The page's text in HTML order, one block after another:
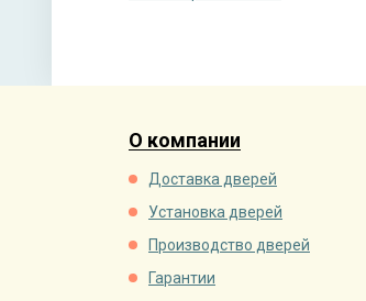
О компании
Доставка дверей
Установка дверей
Производство дверей
Гарантии